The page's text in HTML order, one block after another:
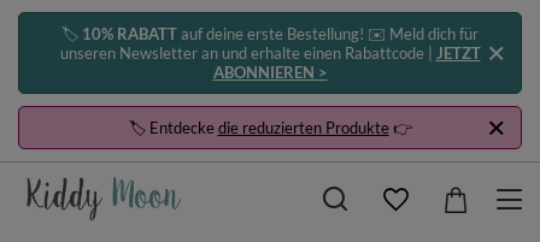
🏷️ 10% RABATTauf deine erste Bestellung! ✉️ Meld dich für
unseren Newsletter an und erhalte einen Rabattcode | JETZT
ABONNIEREN >
🏷️ Entdeckedie reduzierten Produkte👉